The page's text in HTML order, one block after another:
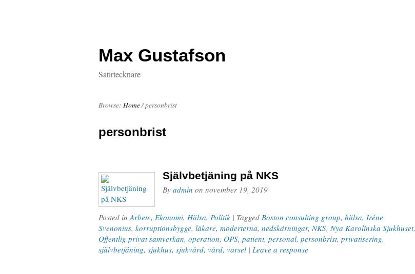
Max Gustafson
Satirtecknare
Browse: Home/personbrist
personbrist
Självbetjäning på NKS
By admin on november 19, 2019
Posted inArbete, Ekonomi, Hälsa, Politik | Tagged Boston consulting group, hälsa, Iréne
Svenonius, korruptionsbygge, läkare, moderterna, nedskärningar, NKS, Nya Karolinska Sjukhuset,
Offentlig privat samverkan, operation, OPS, patient, personal, personbrist, privatisering,
självbetjäning, sjukhus, sjukvård, vård, varsel | Leave a response